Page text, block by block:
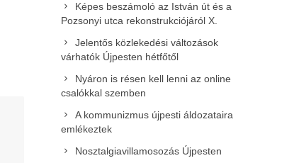
Képes beszámoló az István út és a
Pozsonyi utca rekonstrukciójáról X.
Jelentős közlekedési változások
várhatók Újpesten hétfőtől
Nyáron is résen kell lenni az online
csalókkal szemben
A kommunizmus újpesti áldozataira
emlékeztek
Nosztalgiavillamosozás Újpesten